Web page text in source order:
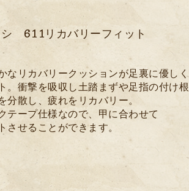
シ 611リカバリーフィット
なリカバリークッションが足裏に優しく
。衝撃を吸収し土踏まずや足指の付け根
分散し、疲れをリカバリー。
テープ仕様なので、甲に合わせて
させることができます。